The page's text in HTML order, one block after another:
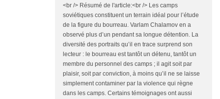
<br /> Résumé de l'article:<br /> Les camps
soviétiques constituent un terrain idéal pour l’étude
de la figure du bourreau. Varlam Chalamov en a
observé plus d’un pendant sa longue détention. La
diversité des portraits qu’il en trace surprend son
lecteur : le bourreau est tantôt un détenu, tantôt un
membre du personnel des camps ; il agit soit par
plaisir, soit par conviction, à moins qu’il ne se laisse
simplement contaminer par la violence qui règne
dans les camps. Certains témoignages ont aussi